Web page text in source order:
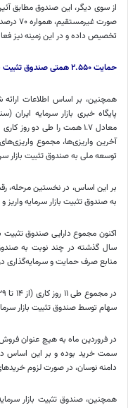
از سوی دیگر، این صندوق مطابق
صورت
تخصیص داده و در این زمینه نیز
حمایت ۲.۵۵۰ همتی صندوق تثبیت بازار سرمایه از بازار سهام در فروردین ۱۴۰۳
همچنین، بر اساس اطلاعات ارائه
پایگاه خبری بازار سرمایه
معادل ۱.۷ همت را طی دو روز
توسعه ملی به صندوق تثبیت بازار سرمایه
به صندوق تثبیت بازار سرمایه
سال گذشته در چند نوبت به
منابع صرف حمایت و
سهام توسط صندوق تثبیت بازار
در فروردین ماه به هیچ عنوان
سمت خرید بوده و بر این اساس
دامنه نوسان، در صورت لزوم
همچنین، صندوق تثبیت بازار